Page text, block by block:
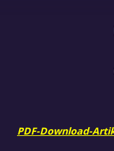
PDF-Download-